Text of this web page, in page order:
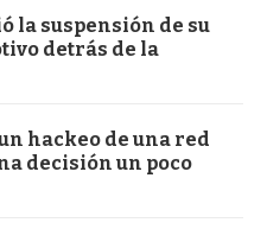
la suspensión de su
detrás de la
hackeo de una red
decisión un poco